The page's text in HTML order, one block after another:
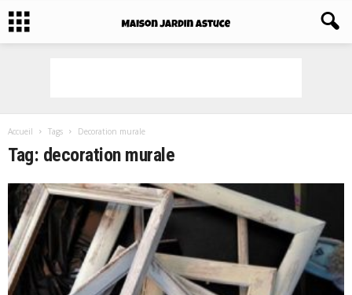
Accueil Tags Decoration murale
Tag: decoration murale